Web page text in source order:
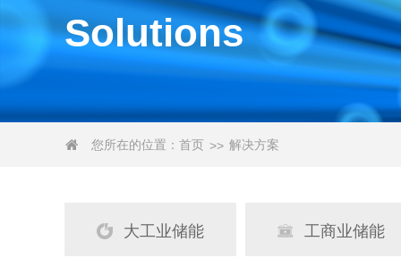
Solutions
 您所在的位置： 首页 >> 解决方案
 大工业储能  工商业储能